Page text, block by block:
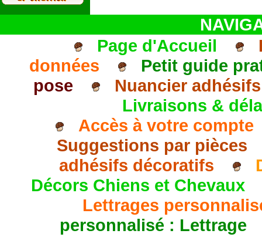
Page d'Accueil
données
Petit guide
pose
Nuancier adhésifs
Livraisons &
Accès à votre compte
Suggestions par pièces
adhésifs décoratifs
Décors Chiens et Chevaux
Lettrages
personnalisé : Lettrage